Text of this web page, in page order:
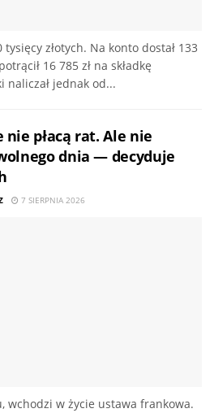
złotych. Na konto dostał 133
16 785 zł na składkę
naliczał jednak od...
płacą rat. Ale nie
dnia — decyduje
7 SIERPNIA 2026
wchodzi w życie ustawa frankowa.